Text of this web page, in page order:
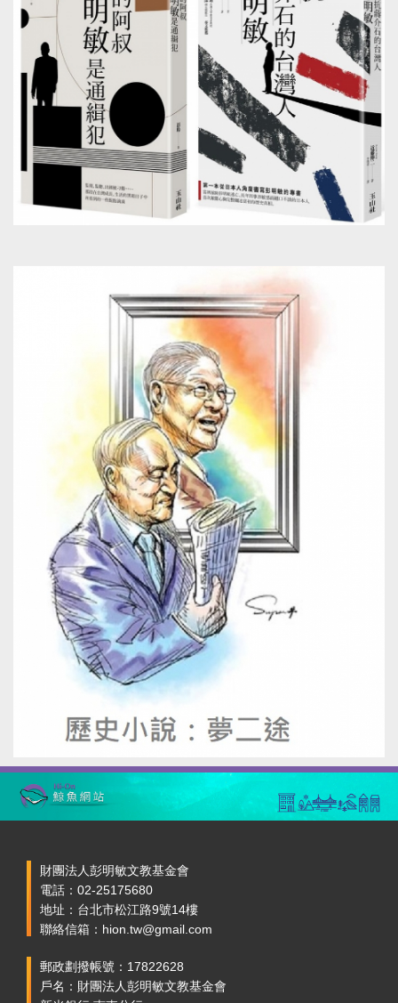
財團法人彭明敏文教基金會
電話：02-25175680
地址：台北市松江路9號14樓
聯絡信箱：hion.tw@gmail.com
郵政劃撥帳號：17822628
戶名：財團法人彭明敏文教基金會